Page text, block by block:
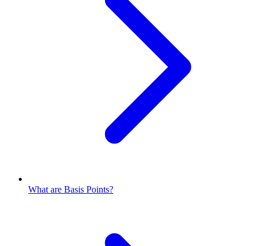
What are Basis Points?